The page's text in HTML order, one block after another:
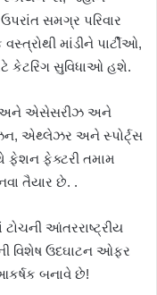
સમગ્ર પરિવાર
માંડીને પાર્ટીઓ,
કેટરિંગ સુવિધાઓ હશે.
અને એસેસરીઝ અને
એથ્લેઝર અને સ્પોર્ટ્સ
ફેશન ફેક્ટરી તમામ
તૈયાર છે. .
આંતરરાષ્ટ્રીય
વિશેષ ઉદઘાટન ઓફર
બનાવે છે!